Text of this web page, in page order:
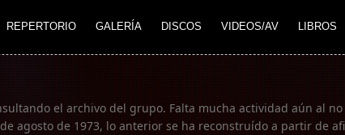
REPERTORIO GALERÍA DISCOS VIDEOS/AV LIBROS
el archivo del grupo. Falta mucha actividad aún al
agosto de 1973, lo anterior se ha reconstruído a partir de